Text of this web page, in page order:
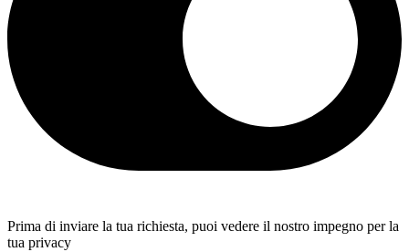
Prima di inviare la tua richiesta, puoi vedere il nostro impegno per la
tua privacy